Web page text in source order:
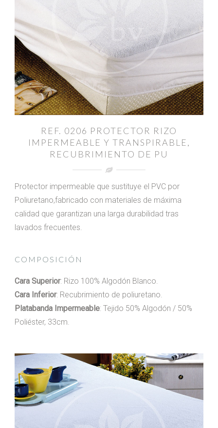
REF. 0206 PROTECTOR RIZO
IMPERMEABLE Y TRANSPIRABLE,
RECUBRIMIENTO DE PU
Protector impermeable que sustituye el PVC por
Poliuretano,fabricado con materiales de máxima
calidad que garantizan una larga durabilidad tras
lavados frecuentes.
COMPOSICIÓN
Cara Superior: Rizo 100% Algodón Blanco.
Cara Inferior: Recubrimiento de poliuretano.
Platabanda Impermeable: Tejido 50% Algodón / 50%
Poliéster, 33cm.